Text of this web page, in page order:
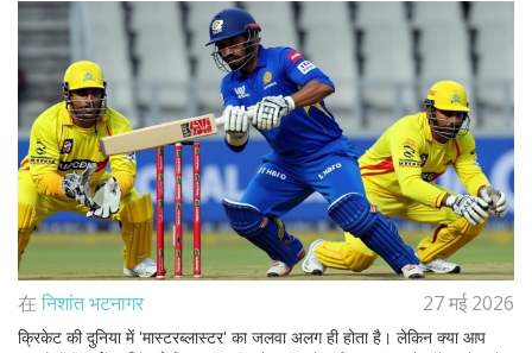
在 निशांत भटनागर 27 मई 2026
क्रिकेट की दुनिया में 'मास्टरब्लास्टर' का जलवा अलग ही होता है। लेकिन क्या आप